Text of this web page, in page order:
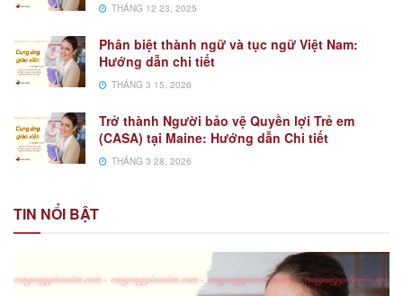
THÁNG 12 23, 2025
Phân biệt thành ngữ và tục ngữ Việt Nam:
Hướng dẫn chi tiết
THÁNG 3 15, 2026
Trở thành Người bảo vệ Quyền lợi Trẻ em
(CASA) tại Maine: Hướng dẫn Chi tiết
THÁNG 3 28, 2026
TIN NỔI BẬT